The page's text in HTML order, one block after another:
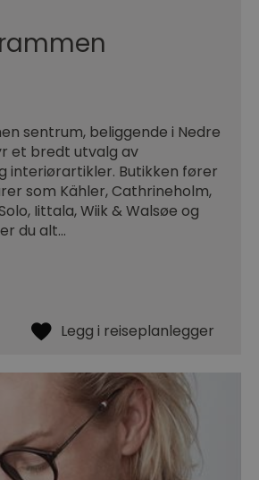
sentrum, beliggende i Nedre
et bredt utvalg av
interiørartikler. Butikken fører
som Kähler, Cathrineholm,
Iittala, Wiik & Walsøe og
du alt…